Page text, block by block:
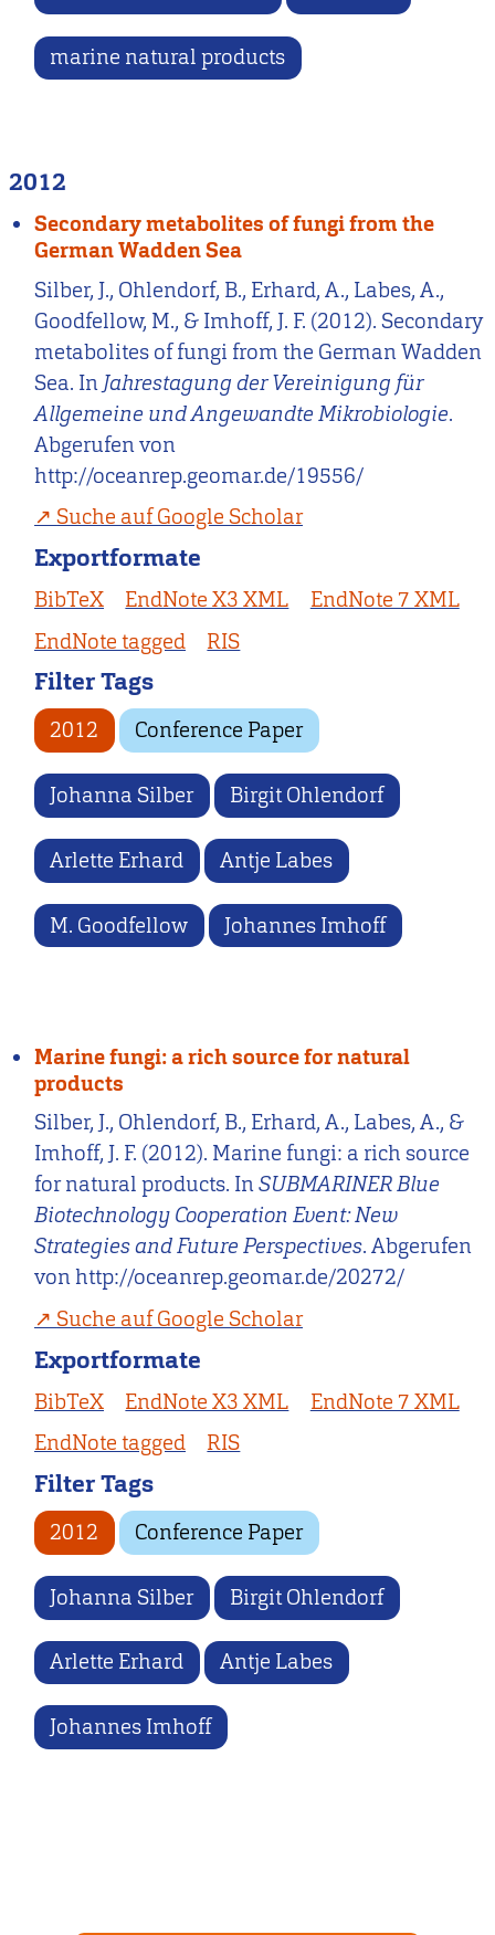
marine natural products
2012
Secondary metabolites of fungi from the
German Wadden Sea
Silber, J., Ohlendorf, B., Erhard, A., Labes, A.,
Goodfellow, M., & Imhoff, J. F. (2012). Secondary
metabolites of fungi from the German Wadden
Sea. In Jahrestagung der Vereinigung für
Allgemeine und Angewandte Mikrobiologie.
Abgerufen von
http://oceanrep.geomar.de/19556/
Suche auf Google Scholar
Exportformate
BibTeX EndNote X3 XML
EndNote 7 XML
EndNote tagged
RIS
Filter Tags
2012 Conference Paper
Johanna Silber Birgit Ohlendorf
Arlette Erhard Antje Labes
M. Goodfellow Johannes Imhoff
Marine fungi: a rich source for natural
products
Silber, J., Ohlendorf, B., Erhard, A., Labes, A., &
Imhoff, J. F. (2012). Marine fungi: a rich source
for natural products. InSUBMARINER Blue
Biotechnology Cooperation Event: New
Strategies and Future Perspectives. Abgerufen
von http://oceanrep.geomar.de/20272/
Suche auf Google Scholar
Exportformate
BibTeX EndNote X3 XML
EndNote 7 XML
EndNote tagged
RIS
Filter Tags
2012 Conference Paper
Johanna Silber Birgit Ohlendorf
Arlette Erhard Antje Labes
Johannes Imhoff